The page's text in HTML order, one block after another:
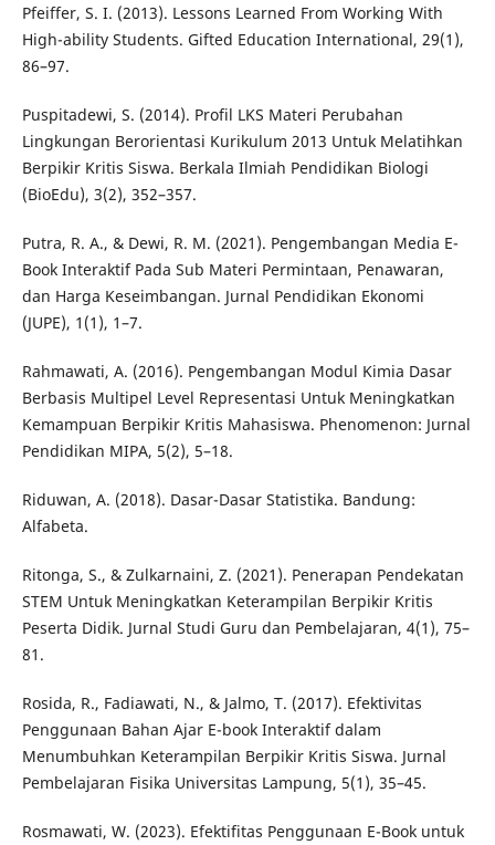
Pfeiffer, S. I. (2013). Lessons Learned From Working With
High-ability Students. Gifted Education International, 29(1),
86–97.
Puspitadewi, S. (2014). Profil LKS Materi Perubahan
Lingkungan Berorientasi Kurikulum 2013 Untuk Melatihkan
Berpikir Kritis Siswa. Berkala Ilmiah Pendidikan Biologi
(BioEdu), 3(2), 352–357.
Putra, R. A., & Dewi, R. M. (2021). Pengembangan Media E-
Book Interaktif Pada Sub Materi Permintaan, Penawaran,
dan Harga Keseimbangan. Jurnal Pendidikan Ekonomi
(JUPE), 1(1), 1–7.
Rahmawati, A. (2016). Pengembangan Modul Kimia Dasar
Berbasis Multipel Level Representasi Untuk Meningkatkan
Kemampuan Berpikir Kritis Mahasiswa. Phenomenon: Jurnal
Pendidikan MIPA, 5(2), 5–18.
Riduwan, A. (2018). Dasar-Dasar Statistika. Bandung:
Alfabeta.
Ritonga, S., & Zulkarnaini, Z. (2021). Penerapan Pendekatan
STEM Untuk Meningkatkan Keterampilan Berpikir Kritis
Peserta Didik. Jurnal Studi Guru dan Pembelajaran, 4(1), 75–
81.
Rosida, R., Fadiawati, N., & Jalmo, T. (2017). Efektivitas
Penggunaan Bahan Ajar E-book Interaktif dalam
Menumbuhkan Keterampilan Berpikir Kritis Siswa. Jurnal
Pembelajaran Fisika Universitas Lampung, 5(1), 35–45.
Rosmawati, W. (2023). Efektifitas Penggunaan E-Book untuk